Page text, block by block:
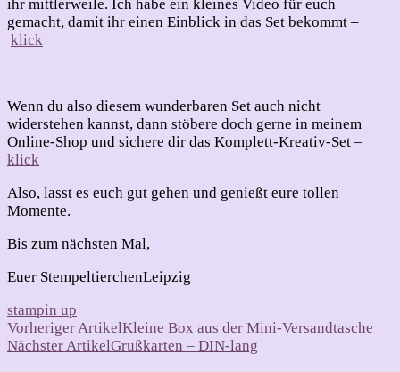
ihr mittlerweile. Ich habe ein kleines Video für euch
gemacht, damit ihr einen Einblick in das Set bekommt –
klick
Wenn du also diesem wunderbaren Set auch nicht
widerstehen kannst, dann stöbere doch gerne in meinem
Online-Shop und sichere dir das Komplett-Kreativ-Set –
klick
Also, lasst es euch gut gehen und genießt eure tollen
Momente.
Bis zum nächsten Mal,
Euer StempeltierchenLeipzig
stampin up
Beitragsnavigation
Vorheriger ArtikelKleine Box aus der Mini-Versandtasche
Nächster ArtikelGrußkarten – DIN-lang